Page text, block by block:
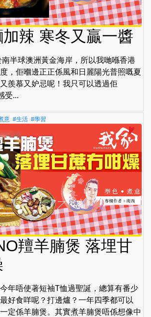
辣 寒冬又贏一醬
半球澳洲黃金海岸，所以我哋喺香港
，佢嗰邊正正係風和日麗陽光普照嘅夏
羨慕又妒忌呢！我只可以透過佢
受...
意 #生活 #學習
羶羊腩煲 落埋甘
年唔使著短袖T恤過聖誕，總算有番少
好食咩呢？打邊爐？一年四季都可以
定係羊腩煲。其實煮羊腩煲唔係想像中